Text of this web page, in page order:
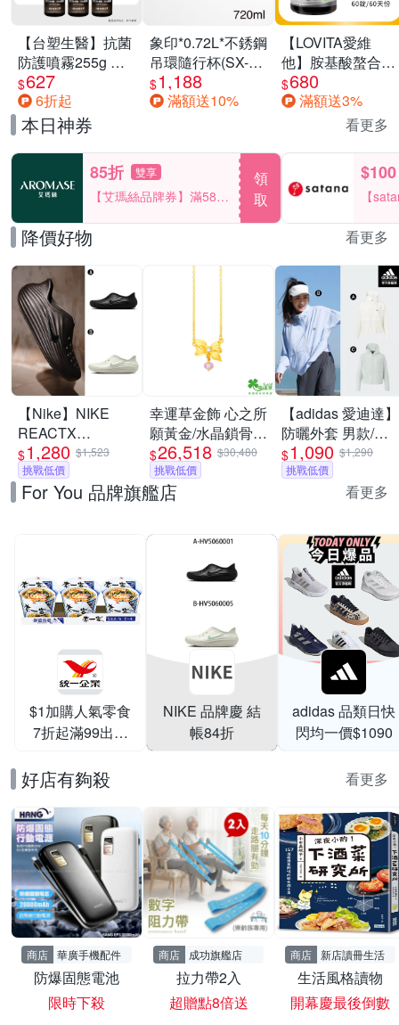
【台塑生醫】抗菌
防護噴霧255g 三
入組
$627
6折起
象印*0.72L*不銹鋼
吊環隨行杯(SX-
LA72H)
$1,188
滿額送10%
【LOVITA愛維
他】胺基酸螯合鋅
x2瓶30mg素食錠
(鋅錠)
$680
滿額送3%
本日神券 看更多
85折 雙享
【艾瑪絲品牌券】滿580
享85折！
領
取
$100
【
一件
降價好物 看更多
【Nike】NIKE
REACTX
REJUVEN8 運動
涼鞋 懶人鞋 洞洞
鞋 男女 A-
$1,280 $1,523
挑戰低價
幸運草金飾 心之所
願黃金/水晶鎖骨項
鍊
$26,518 $30,480
挑戰低價
【adidas 愛迪達】
防曬外套 男款/女
款 (多款任選)
$1,090 $1,290
挑戰低價
For You 品牌旗艦店 看更多
$1加購人氣零食
7折起滿99出貨
NIKE 品牌慶 結
帳84折
adidas 品類日快
閃均一價$1090
好店有夠殺 看更多
商店 華廣手機配件
防爆固態電池
限時下殺
商店 成功旗艦店
拉力帶2入
超贈點8倍送
商店 新店讀冊生活
生活風格讀物
開幕慶最後倒數